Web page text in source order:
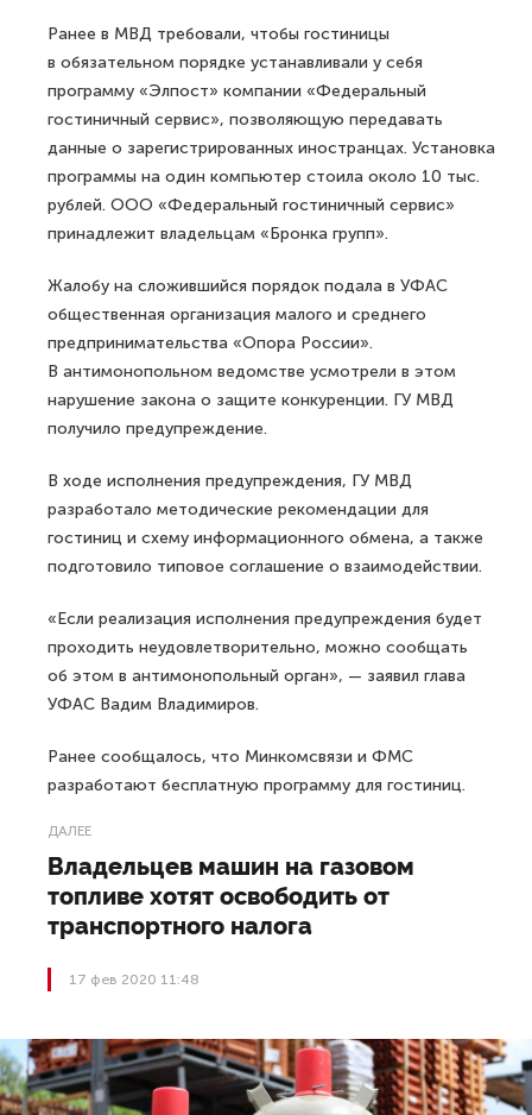
Ранее в МВД требовали, чтобы гостиницы
в обязательном порядке устанавливали у себя
программу «Элпост» компании «Федеральный
гостиничный сервис», позволяющую передавать
данные о зарегистрированных иностранцах. Установка
программы на один компьютер стоила около 10 тыс.
рублей. ООО «Федеральный гостиничный сервис»
принадлежит владельцам «Бронка групп».
Жалобу на сложившийся порядок подала в УФАС
общественная организация малого и среднего
предпринимательства «Опора России».
В антимонопольном ведомстве усмотрели в этом
нарушение закона о защите конкуренции. ГУ МВД
получило предупреждение.
В ходе исполнения предупреждения, ГУ МВД
разработало методические рекомендации для
гостиниц и схему информационного обмена, а также
подготовило типовое соглашение о взаимодействии.
«Если реализация исполнения предупреждения будет
проходить неудовлетворительно, можно сообщать
об этом в антимонопольный орган», — заявил глава
УФАС Вадим Владимиров.
Ранее сообщалось, что Минкомсвязи и ФМС
разработают бесплатную программу для гостиниц.
ДАЛЕЕ
Владельцев машин на газовом
топливе хотят освободить от
транспортного налога
17 фев 2020 11:48